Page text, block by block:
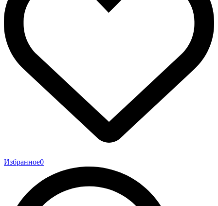
Избранное0